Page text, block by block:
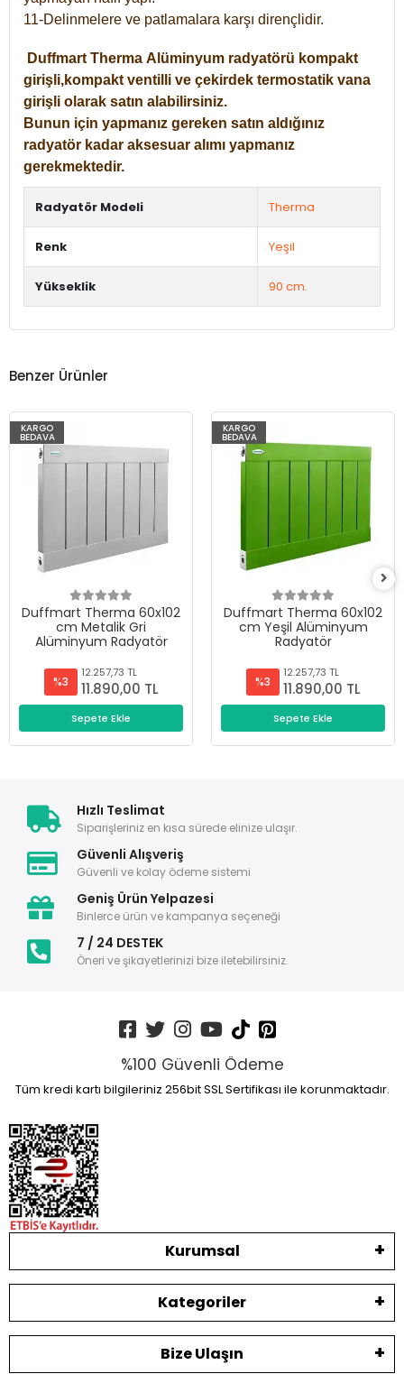
11-Delinmelere ve patlamalara karşı dirençlidir.
Duffmart Therma Alüminyum radyatörü kompakt
girişli,kompakt ventilli ve çekirdek termostatik vana
girişli olarak satın alabilirsiniz.
Bunun için yapmanız gereken satın aldığınız
radyatör kadar aksesuar alımı yapmanız
gerekmektedir.
Radyatör Modeli Therma
Renk Yeşil
Yükseklik 90 cm.
Benzer Ürünler
KARGO
BEDAVA
Duffmart Therma 60x102
cm Metalik Gri
Alüminyum Radyatör
%3
12.257,73 TL
11.890,00 TL
Sepete Ekle
KARGO
BEDAVA
Duffmart Therma 60x102
cm Yeşil Alüminyum
Radyatör
%3
12.257,73 TL
11.890,00 TL
Sepete Ekle
Hızlı Teslimat
Siparişleriniz en kısa sürede elinize ulaşır.
Güvenli Alışveriş
Güvenli ve kolay ödeme sistemi
Geniş Ürün Yelpazesi
Binlerce ürün ve kampanya seçeneği
7 / 24 DESTEK
Öneri ve şikayetlerinizi bize iletebilirsiniz.
%100 Güvenli Ödeme
Tüm kredi kartı bilgileriniz 256bit SSL Sertifikası ile korunmaktadır.
Kurumsal
Kategoriler
Bize Ulaşın